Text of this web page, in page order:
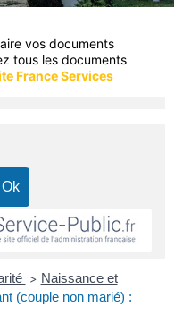
vos documents
tous les documents
France Services
> Naissance et
(couple non marié) :